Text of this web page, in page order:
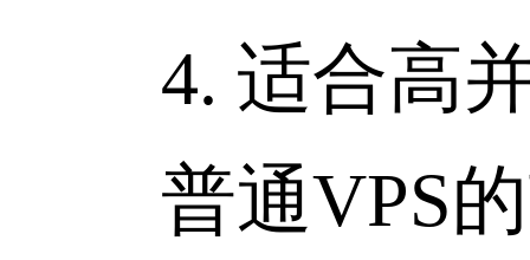
4. 适合高并
普通VPS的